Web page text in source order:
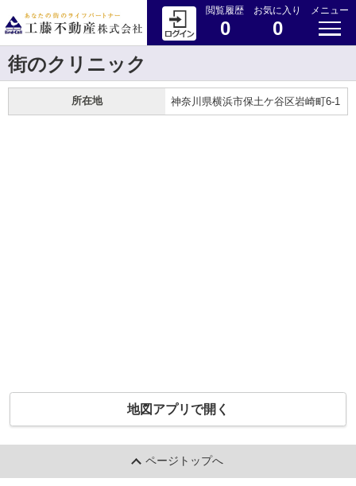
閲覧履歴
0
お気に入り
0
メニュー
街のクリニック
所在地 神奈川県横浜市保土ケ谷区岩崎町6-1
地図アプリで開く
ページトップへ